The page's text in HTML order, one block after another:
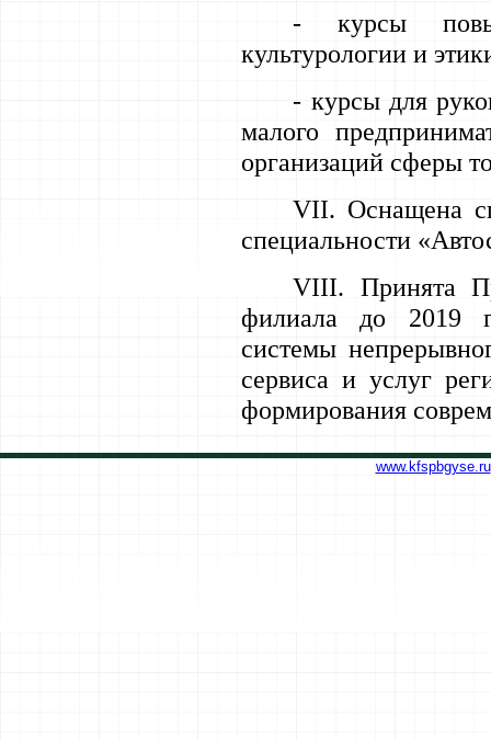
- курсы
культурологии и
- курсы для
малого
организаций сферы
VII. Оснащена
специальности
VIII. Принята
филиала до 2019
системы
сервиса и услуг
формирования
www.kfspbgyse.ru